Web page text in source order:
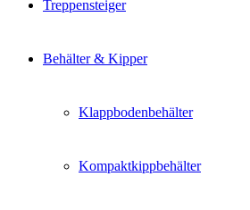
Treppensteiger
Behälter & Kipper
Klappbodenbehälter
Kompaktkippbehälter